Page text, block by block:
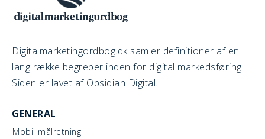
Digitalmarketingordbog.dk samler definitioner af en
lang række begreber inden for digital markedsføring.
Siden er lavet af Obsidian Digital.
GENERAL
Mobil målretning